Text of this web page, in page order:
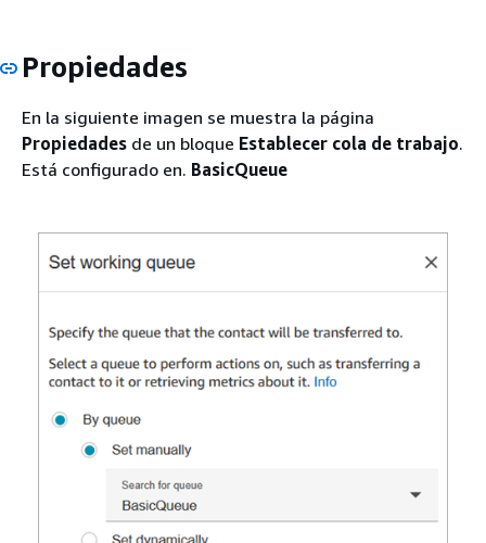
Propiedades
En la siguiente imagen se muestra la página
Propiedades de un bloque Establecer cola de trabajo.
Está configurado en. BasicQueue